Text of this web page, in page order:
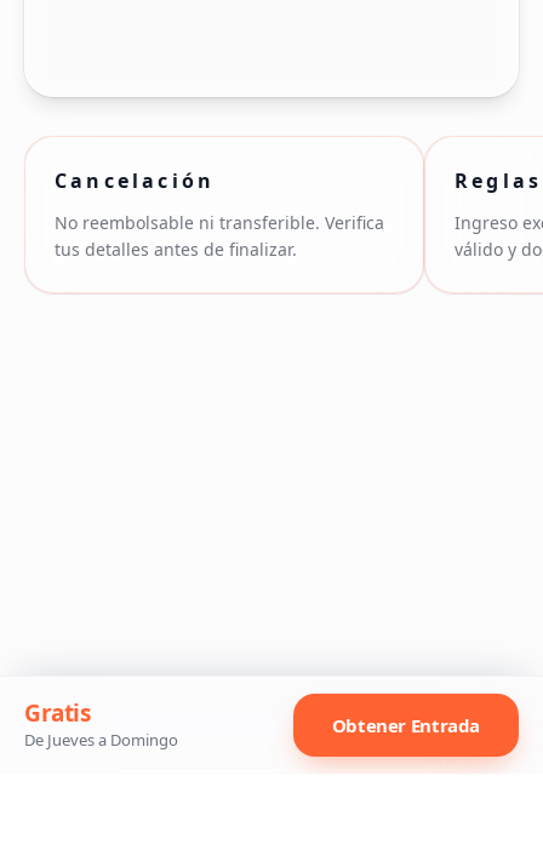
Cancelación
No reembolsable ni transferible. Verifica
tus detalles antes de finalizar.
Reglas
Ingreso
válido y
Gratis
De Jueves a Domingo
Obtener Entrada